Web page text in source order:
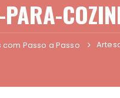
PARA-
Passo a Passo